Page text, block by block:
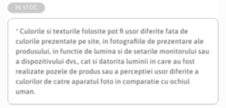
* Culorile si texturile folosite pot fi usor diferite fata de
culorile prezentate pe site, in fotografiile de prezentare ale
produsului, in functie de lumina si de setarile monitorului sau
a dispozitivului dvs., cat si datorita luminii in care au fost
realizate pozele de produs sau a perceptiei usor diferite a
culorilor de catre aparatul foto in comparatie cu ochiul
uman.